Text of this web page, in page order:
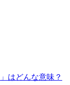
はどんな意味？